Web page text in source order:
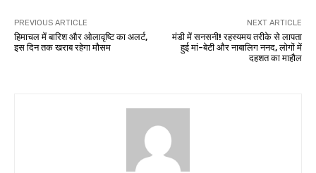
PREVIOUS ARTICLE
हिमाचल में बारिश और ओलावृष्टि का अलर्ट,
इस दिन तक खराब रहेगा मौसम
NEXT ARTICLE
मंडी में सनसनी! रहस्यमय तरीके से लापता
हुई मां-बेटी और नाबालिग ननद, लोगों में
दहशत का माहौल